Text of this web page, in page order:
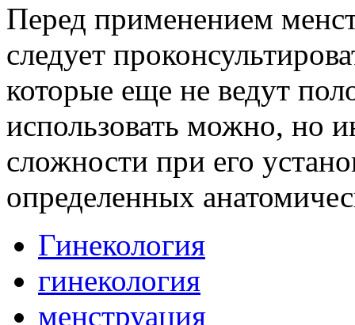
Перед применением
следует
которые еще не ведут
использовать можно, но
сложности при его
определенных
Гинекология
гинекология
менструация